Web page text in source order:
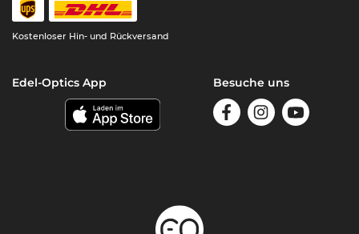
Kostenloser Hin- und Rückversand
Edel-Optics App Besuche uns